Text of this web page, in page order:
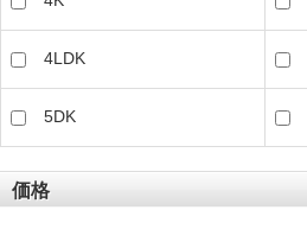
4LDK
5DK
価格